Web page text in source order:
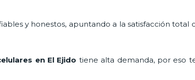
y honestos, apuntando a la satisfacción total
en El Ejido tiene alta demanda, por eso